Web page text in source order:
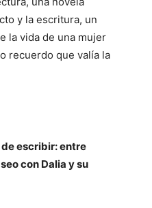
y la escritura, un
la vida de una mujer
recuerdo que valía la
escribir: entre
con Dalia y su